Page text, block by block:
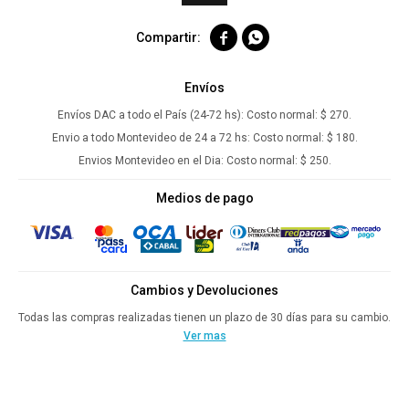
 
Envíos
Envíos DAC a todo el País (24-72 hs): Costo normal: $ 270.
Envio a todo Montevideo de 24 a 72 hs: Costo normal: $ 180.
Envios Montevideo en el Dia: Costo normal: $ 250.
Medios de pago
Cambios y Devoluciones
Todas las compras realizadas tienen un plazo de 30 días para su cambio.
Ver mas